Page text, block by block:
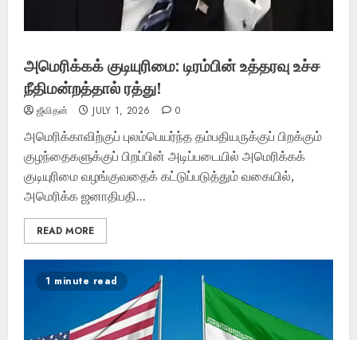
அமெரிக்கக் குடியுரிமை: டிரம்பின் உத்தரவு உச்ச
நீதிமன்றத்தால் ரத்து!
ஜீவிதன் JULY 1, 2026 0
அமெரிக்காவிற்குப் புலம்பெயர்ந்த தம்பதியருக்குப் பிறக்கும்
குழந்தைகளுக்குப் பிறப்பின் அடிப்படையில் அமெரிக்கக்
குடியுரிமை வழங்குவதைக் கட்டுப்படுத்தும் வகையில்,
அமெரிக்க ஜனாதிபதி...
READ MORE
1 minute read